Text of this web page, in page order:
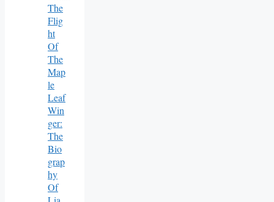
The
Flig
Ht
Of
The
Map
Le
Leaf
Win
Ger:
The
Bio
Grap
Hy
Of